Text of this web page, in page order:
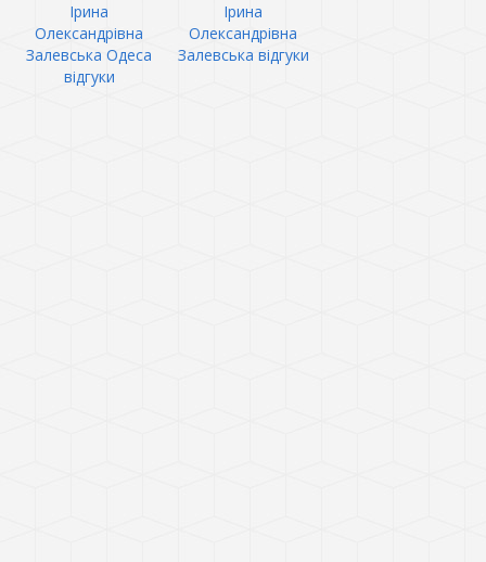
Ірина
Олександрівна
Залевська Одеса
відгуки
Ірина
Олександрівна
Залевська відгуки